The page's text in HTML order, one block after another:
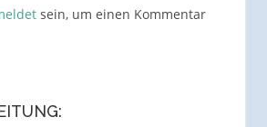
sein, um einen Kommentar